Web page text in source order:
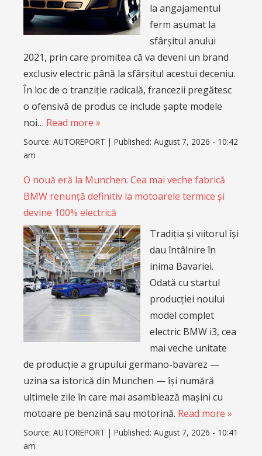
la angajamentul
ferm asumat la
sfârșitul anului
2021, prin care promitea că va deveni un brand
exclusiv electric până la sfârșitul acestui deceniu.
În loc de o tranziție radicală, francezii pregătesc
o ofensivă de produs ce include șapte modele
noi… Read more »
Source: AUTOREPORT | Published: August 7, 2026 - 10:42
am
O nouă eră la Munchen: Cea mai veche fabrică
BMW renunță definitiv la motoarele termice și
devine 100% electrică
Tradiția și viitorul își
dau întâlnire în
inima Bavariei.
Odată cu startul
producției noului
model complet
electric BMW i3, cea
mai veche unitate
de producție a grupului germano-bavarez —
uzina sa istorică din Munchen — își numără
ultimele zile în care mai asamblează mașini cu
motoare pe benzină sau motorină. Read more »
Source: AUTOREPORT | Published: August 7, 2026 - 10:41
am